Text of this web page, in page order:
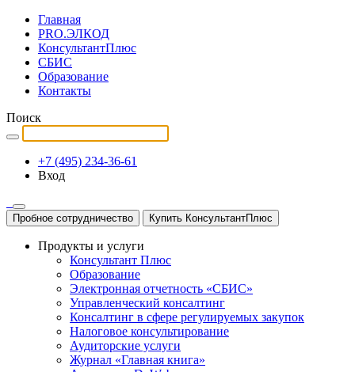
Главная
PRO.ЭЛКОД
КонсультантПлюс
СБИС
Образование
Контакты
Поиск
+7 (495) 234-36-61
Вход
Пробное сотрудничество Купить КонсультантПлюс
Продукты и услуги
Консультант Плюс
Образование
Электронная отчетность «СБИС»
Управленческий консалтинг
Консалтинг в сфере регулируемых закупок
Налоговое консультирование
Аудиторские услуги
Журнал «Главная книга»